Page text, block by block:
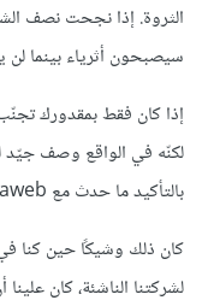
الثروة. إذا نجحت نصف
سيصبحون أثرياء بينما
إذا كان فقط بمقدورك تجنّب
لكنّه في الواقع وصف جيّد
بالتأكيد ما حدث مع Viaweb. قاومنا الفناء حتّى أصبحنا أثرياء.
كان ذلك وشيكًا حين كنا
لشركتنا الناشئة، كان